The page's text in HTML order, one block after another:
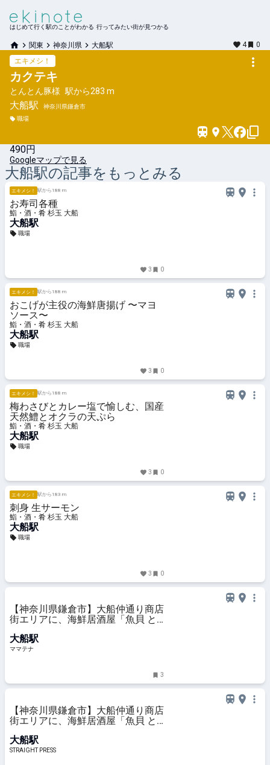
はじめて行く駅のことがわかる 行ってみたい街が見つかる
関東 神奈川県 大船駅 4
0
エキメシ！
カクテキ
とんとん豚様 駅から283 m
大船駅
神奈川県鎌倉市
職場
490円
Googleマップで見る
大船駅の記事をもっとみる
エキメシ！ 駅から188 m
お寿司各種
鮨・酒・肴 杉玉 大船
大船駅
職場
3 0
エキメシ！ 駅から188 m
おこげが主役の海鮮唐揚げ 〜マヨ
ソース〜
鮨・酒・肴 杉玉 大船
大船駅
職場
3 0
エキメシ！ 駅から188 m
梅わさびとカレー塩で愉しむ、国産
天然鱧とオクラの天ぷら
鮨・酒・肴 杉玉 大船
大船駅
職場
3 0
エキメシ！ 駅から183 m
刺身 生サーモン
鮨・酒・肴 杉玉 大船
大船駅
職場
3 0
【神奈川県鎌倉市】大船仲通り商店
街エリアに、海鮮居酒屋「魚貝 と
ナ
大船駅
ママテナ
3
【神奈川県鎌倉市】大船仲通り商店
街エリアに、海鮮居酒屋「魚貝 と
大船駅
STRAIGHT PRESS